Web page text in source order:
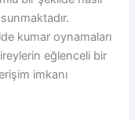
kumar oynamaları
eğlenceli bir
imkanı